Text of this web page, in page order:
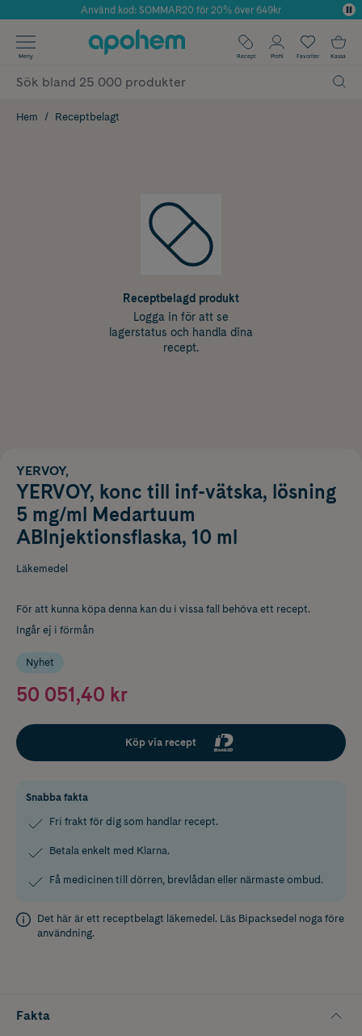
Årets Butik 2025 inom Skönhet
Använd kod: SOMMAR20 för 20% över 649kr
✓ Fri frakt
✓ Poäng på alla köp*
Meny Recept Profil Favoriter Kassa
Hem Receptbelagt
Receptbelagd produkt
Logga in för att se
lagerstatus och handla dina
recept.
YERVOY,
YERVOY, konc till inf-vätska, lösning
5 mg/ml Medartuum
ABInjektionsflaska, 10 ml
Läkemedel
För att kunna köpa denna kan du i vissa fall behöva ett recept.
Ingår ej i förmån
Nyhet
50 051,40 kr
Köp via recept
Snabba fakta
Fri frakt för dig som handlar recept.
Betala enkelt med Klarna.
Få medicinen till dörren, brevlådan eller närmaste ombud.
Det här är ett receptbelagt läkemedel. Läs Bipacksedel noga före
användning.
Fakta